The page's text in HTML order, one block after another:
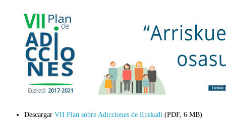
Descargar VII Plan sobre Adicciones de Euskadi (PDF, 6 MB)